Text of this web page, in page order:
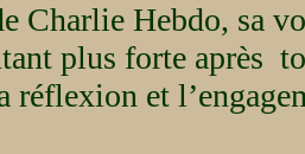
Charlie Hebdo, sa
plus forte après
réflexion et